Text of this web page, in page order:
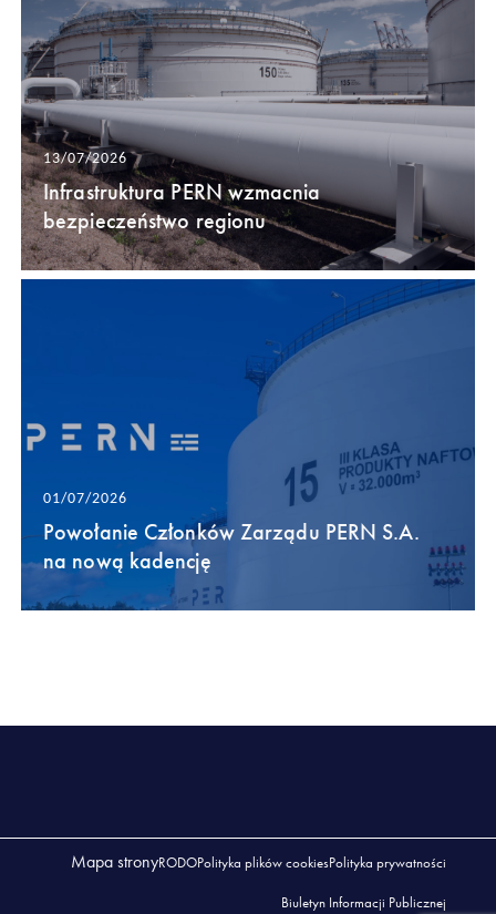
13/07/2026
Infrastruktura PERN wzmacnia
bezpieczeństwo regionu
01/07/2026
Powołanie Członków Zarządu PERN S.A.
na nową kadencję
Mapa stronyRODOPolityka plików cookiesPolityka prywatności
Biuletyn Informacji Publicznej